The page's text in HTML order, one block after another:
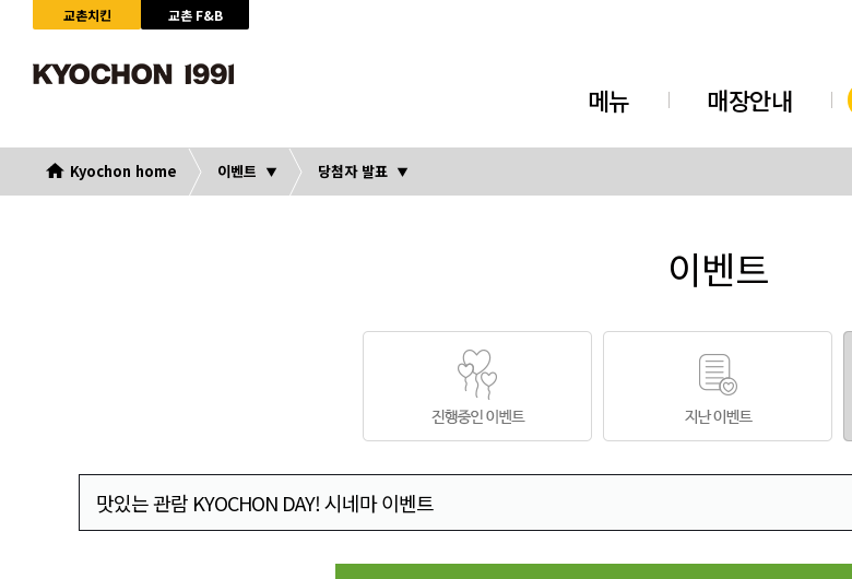
교촌치킨
교촌 F&B
메뉴 매장안내
Kyochon home 이벤트 당첨자 발표
이벤트
맛있는 관람 KYOCHON DAY! 시네마 이벤트